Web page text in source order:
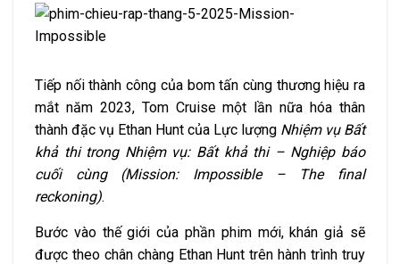
Tiếp nối thành công của bom tấn cùng thương hiệu ra
mắt năm 2023, Tom Cruise một lần nữa hóa thân
thành đặc vụ Ethan Hunt của Lực lượng Nhiệm vụ Bất
khả thi trong Nhiệm vụ: Bất khả thi – Nghiệp báo
cuối cùng (Mission: Impossible – The final
reckoning).
Bước vào thế giới của phần phim mới, khán giả sẽ
được theo chân chàng Ethan Hunt trên hành trình truy